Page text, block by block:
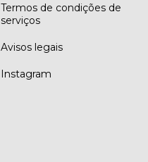
Termos de condições de
serviços
Avisos legais
Instagram